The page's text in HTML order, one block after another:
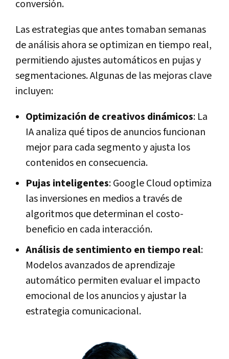
conversión.
Las estrategias que antes tomaban semanas
de análisis ahora se optimizan en tiempo real,
permitiendo ajustes automáticos en pujas y
segmentaciones. Algunas de las mejoras clave
incluyen:
Optimización de creativos dinámicos: La
IA analiza qué tipos de anuncios funcionan
mejor para cada segmento y ajusta los
contenidos en consecuencia.
Pujas inteligentes: Google Cloud optimiza
las inversiones en medios a través de
algoritmos que determinan el costo-
beneficio en cada interacción.
Análisis de sentimiento en tiempo real:
Modelos avanzados de aprendizaje
automático permiten evaluar el impacto
emocional de los anuncios y ajustar la
estrategia comunicacional.